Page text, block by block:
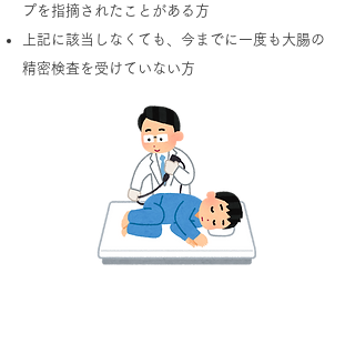
プを指摘されたことがある方
上記に該当しなくても、今までに一度も大腸の
精密検査を受けていない方